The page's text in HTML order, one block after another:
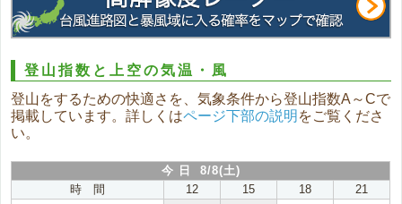
登山指数と上空の気温・風
登山をするための快適さを、気象条件から登山指数A～Cで
掲載しています。詳しくはページ下部の説明 をご覧くださ
い。
今 日 8/8(土)
時 間
12 15 18 21